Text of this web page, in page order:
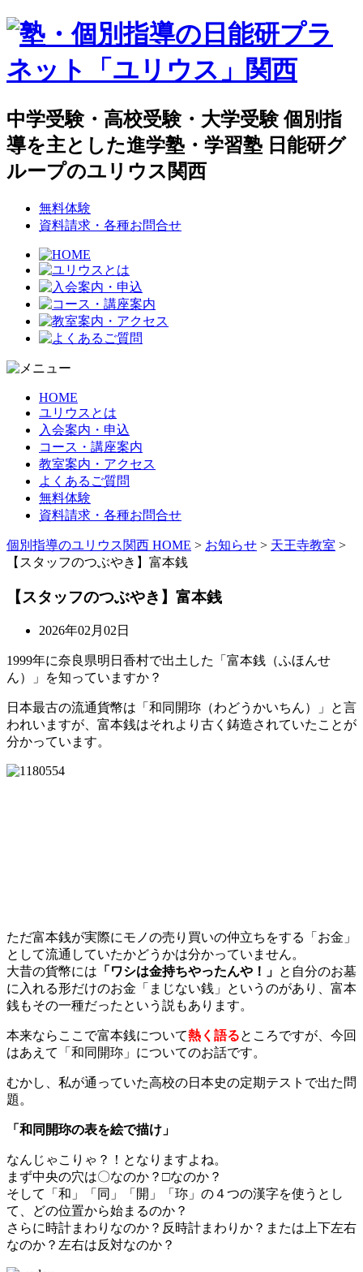
中学受験・高校受験・大学受験 個別指
導を主とした進学塾・学習塾 日能研グ
ループのユリウス関西
無料体験
資料請求・各種お問合せ
HOME
ユリウスとは
入会案内・申込
コース・講座案内
教室案内・アクセス
よくあるご質問
無料体験
資料請求・各種お問合せ
個別指導のユリウス関西 HOME > お知らせ > 天王寺教室 >
【スタッフのつぶやき】富本銭
【スタッフのつぶやき】富本銭
2026年02月02日
1999年に奈良県明日香村で出土した「富本銭（ふほんせ
ん）」を知っていますか？
日本最古の流通貨幣は「和同開珎（わどうかいちん）」と言
われいますが、富本銭はそれより古く鋳造されていたことが
分かっています。
ただ富本銭が実際にモノの売り買いの仲立ちをする「お金」
として流通していたかどうかは分かっていません。
大昔の貨幣には 「ワシは金持ちやったんや！」 と自分のお墓
に入れる形だけのお金「まじない銭」というのがあり、富本
銭もその一種だったという説もあります。
本来ならここで富本銭について熱く語るところですが、今回
はあえて「和同開珎」についてのお話です。
むかし、私が通っていた高校の日本史の定期テストで出た問
題。
「和同開珎の表を絵で描け」
なんじゃこりゃ？！となりますよね。
まず中央の穴は〇なのか？□なのか？
そして「和」「同」「開」「珎」の４つの漢字を使うとし
て、どの位置から始まるのか？
さらに時計まわりなのか？反時計まわりか？または上下左右
なのか？左右は反対なのか？